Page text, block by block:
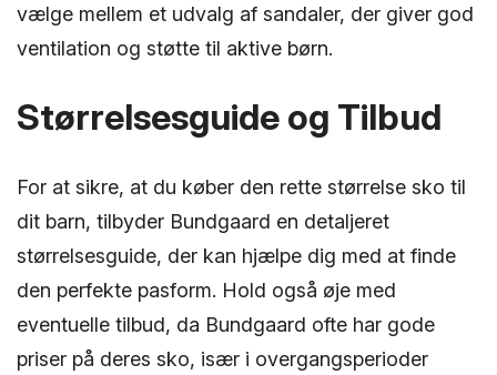
vælge mellem et udvalg af sandaler, der giver god
ventilation og støtte til aktive børn.
Størrelsesguide og Tilbud
For at sikre, at du køber den rette størrelse sko til
dit barn, tilbyder Bundgaard en detaljeret
størrelsesguide, der kan hjælpe dig med at finde
den perfekte pasform. Hold også øje med
eventuelle tilbud, da Bundgaard ofte har gode
priser på deres sko, især i overgangsperioder